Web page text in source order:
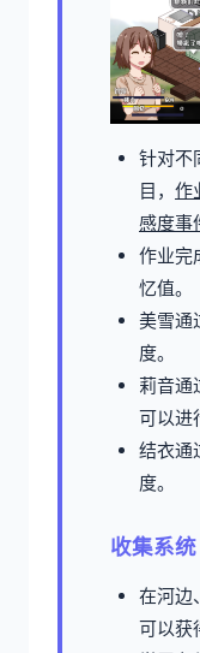
针对不
目， 作
感度事
作业完
忆值。
美雪通
度。
莉音通
可以进
结衣通
度。
收集系统
在河边
可以获